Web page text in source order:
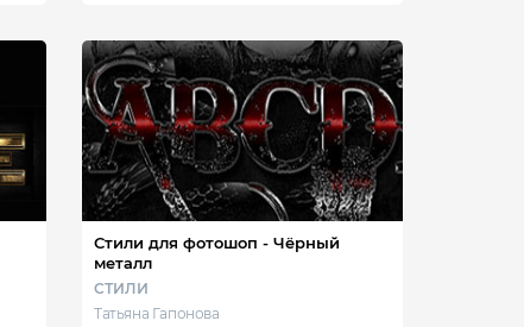
Стили для фотошоп - Чёрный
металл
СТИЛИ
Татьяна Гапонова